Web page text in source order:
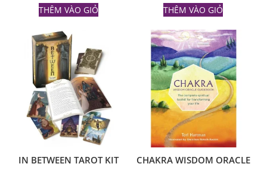
THÊM VÀO GIỎ THÊM VÀO GIỎ
IN BETWEEN TAROT KIT CHAKRA WISDOM ORACLE